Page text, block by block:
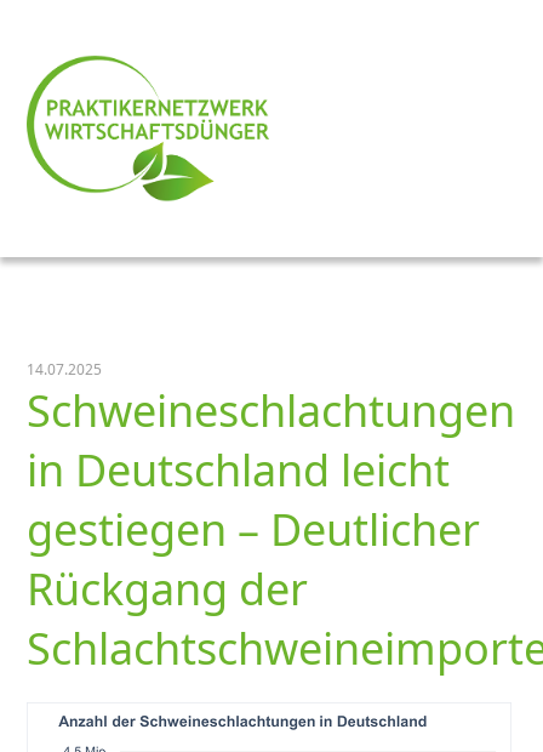
14.07.2025
Schweineschlachtungen
in Deutschland leicht
gestiegen – Deutlicher
Rückgang der